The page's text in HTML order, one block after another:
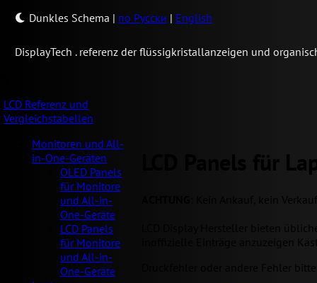
Dunkles Schema | по Русски | English
DisplayTech . referenz der flüssigkristallanzeigen und
LCD Referenz und
Vergleichstabellen
Monitoren und All-
in-One-Geräten
OLED Panels
für Monitore
und All-in-
One-Geräte
LCD Panels
für Monitore
und All-in-
One-Geräte
LCD Panels für
: Kein Ankauf, kein
LCD Display Hersteller bieten
inoffizielle Einträge anzuzeigen
Druckfehler oder andere Fehler